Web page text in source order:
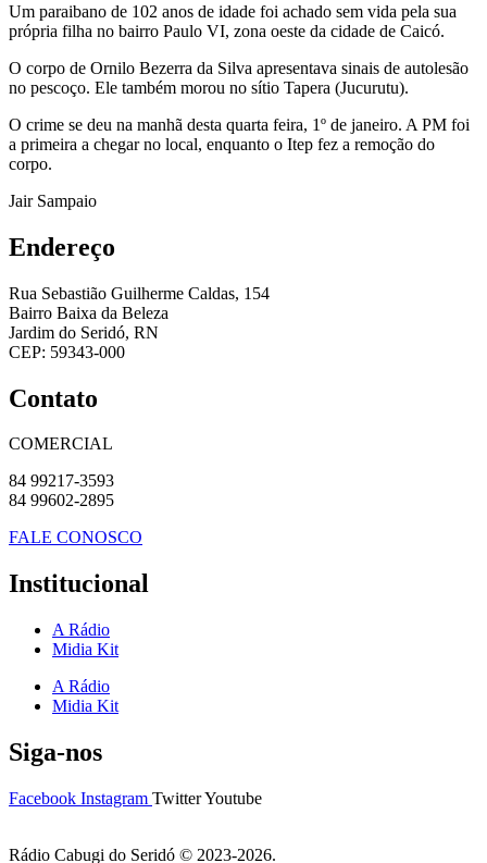
Um paraibano de 102 anos de idade foi achado sem vida pela sua
própria filha no bairro Paulo VI, zona oeste da cidade de Caicó.
O corpo de Ornilo Bezerra da Silva apresentava sinais de autolesão
no pescoço. Ele também morou no sítio Tapera (Jucurutu).
O crime se deu na manhã desta quarta feira, 1º de janeiro. A PM foi
a primeira a chegar no local, enquanto o Itep fez a remoção do
corpo.
Jair Sampaio
Endereço
Rua Sebastião Guilherme Caldas, 154
Bairro Baixa da Beleza
Jardim do Seridó, RN
CEP: 59343-000
Contato
COMERCIAL
84 99217-3593
84 99602-2895
FALE CONOSCO
Institucional
A Rádio
Midia Kit
A Rádio
Midia Kit
Siga-nos
Facebook Instagram TwitterYoutube
Rádio Cabugi do Seridó © 2023-2026.